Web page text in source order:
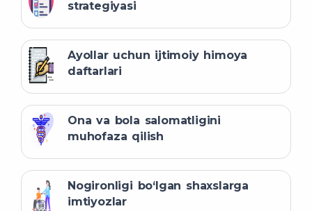
strategiyasi
Ayollar uchun ijtimoiy himoya
daftarlari
Ona va bola salomatligini
muhofaza qilish
Nogironligi bo‘lgan shaxslarga
imtiyozlar